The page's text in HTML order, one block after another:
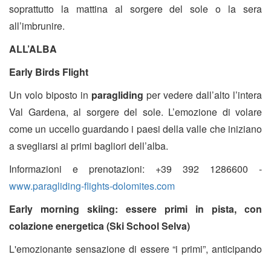
soprattutto la mattina al sorgere del sole o la sera
all’imbrunire.
ALL’ALBA
Early Birds Flight
Un volo biposto in paragliding per vedere dall’alto l’intera
Val Gardena, al sorgere del sole. L’emozione di volare
come un uccello guardando i paesi della valle che iniziano
a svegliarsi ai primi bagliori dell’alba.
Informazioni e prenotazioni: +39 392 1286600 -
www.paragliding-flights-dolomites.com
Early morning skiing: essere primi in pista, con
colazione energetica (Ski School Selva)
L'emozionante sensazione di essere “i primi”, anticipando